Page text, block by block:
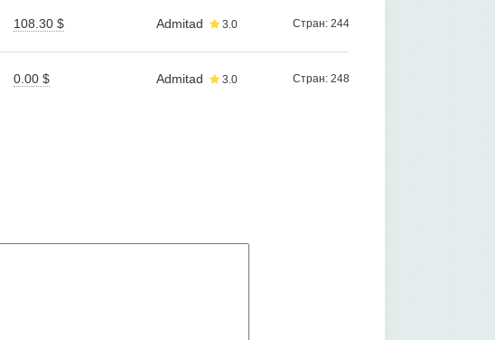
108.30 $ Admitad 3.0 Стран: 244
0.00 $ Admitad 3.0 Стран: 248